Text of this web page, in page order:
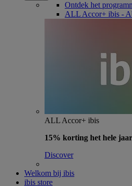
Ontdek het
ALL Accor+ ibis -
ALL Accor+ ibis
15% korting het hele jaar
Discover
Welkom bij ibis
ibis store